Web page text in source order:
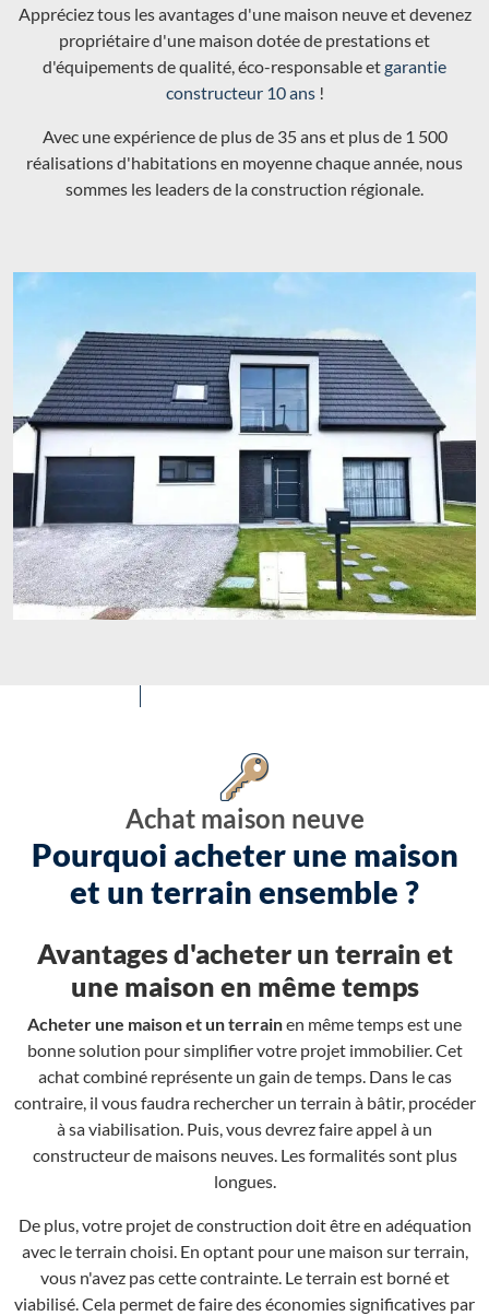
Appréciez tous les avantages d'une maison neuve et devenez
propriétaire d'une maison dotée de prestations et
d'équipements de qualité, éco-responsable etgarantie
constructeur 10 ans!
Avec une expérience de plus de 35 ans et plus de 1 500
réalisations d'habitations en moyenne chaque année, nous
sommes les leaders de la construction régionale.
Achat maison neuve
Pourquoi acheter une maison
et un terrain ensemble ?
Avantages d'acheter un terrain et
une maison en même temps
Acheter une maison et un terrainen même temps est une
bonne solution pour simplifier votre projet immobilier. Cet
achat combiné représente un gain de temps. Dans le cas
contraire, il vous faudra rechercher un terrain à bâtir, procéder
à sa viabilisation. Puis, vous devrez faire appel à un
constructeur de maisons neuves. Les formalités sont plus
longues.
De plus, votre projet de construction doit être en adéquation
avec le terrain choisi. En optant pour une maison sur terrain,
vous n'avez pas cette contrainte. Le terrain est borné et
viabilisé. Cela permet de faire des économies significatives par